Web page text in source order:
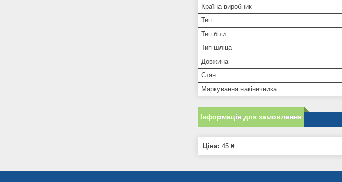
Країна виробник
Тип
Тип біти
Тип шліца
Довжина
Стан
Маркування накінечника
Інформація для замовлення
Ціна: 45 ₴